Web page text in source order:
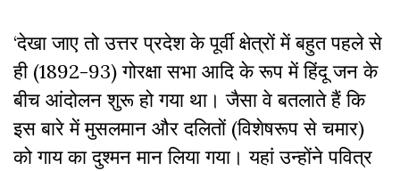
‘देखा जाए तो उत्तर प्रदेश के पूर्वी क्षेत्रों में बहुत पहले से
ही (1892-93) गोरक्षा सभा आदि के रूप में हिंदू जन के
बीच आंदोलन शुरू हो गया था। जैसा वे बतलाते हैं कि
इस बारे में मुसलमान और दलितों (विशेषरूप से चमार)
को गाय का दुश्मन मान लिया गया। यहां उन्होंने पवित्र